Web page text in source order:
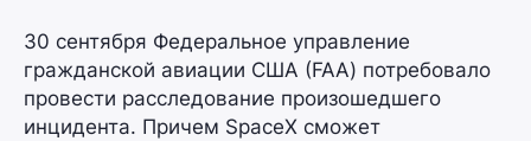
30 сентября Федеральное управление
гражданской авиации США (FAA) потребовало
провести расследование произошедшего
инцидента. Причем SpaceX сможет